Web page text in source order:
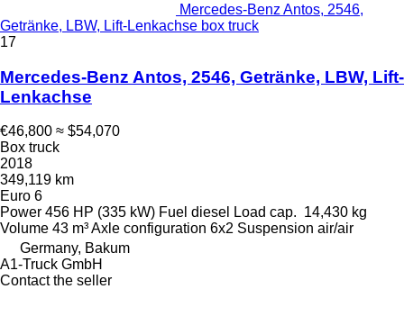
Mercedes-Benz Antos, 2546,
Getränke, LBW, Lift-Lenkachse box truck
17
Mercedes-Benz Antos, 2546, Getränke, LBW, Lift-
Lenkachse
€46,800 ≈ $54,070
Box truck
2018
349,119 km
Euro 6
Power 456 HP (335 kW) Fuel diesel Load cap. 14,430 kg
Volume 43 m³Axle configuration 6x2 Suspension air/air
Germany, Bakum
A1-Truck GmbH
Contact the seller